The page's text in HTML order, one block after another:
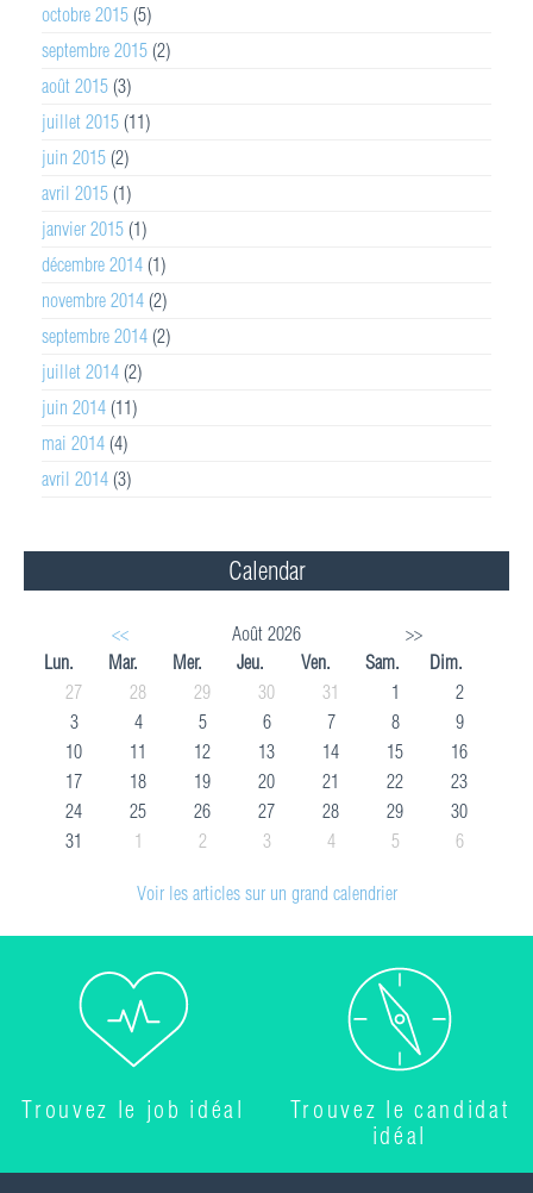
octobre 2015 (5)
septembre 2015 (2)
août 2015 (3)
juillet 2015 (11)
juin 2015 (2)
avril 2015 (1)
janvier 2015 (1)
décembre 2014 (1)
novembre 2014 (2)
septembre 2014 (2)
juillet 2014 (2)
juin 2014 (11)
mai 2014 (4)
avril 2014 (3)
Calendar
<< Août 2026
>>
Lun.
Mar. Mer. Jeu. Ven. Sam.
Dim.
27
28 29 30 31 1
2
3
4 5 6 7 8
9
10
11 12 13 14 15
16
17
18 19 20 21 22
23
24
25 26 27 28 29
30
31
1 2 3 4 5 6
Voir les articles sur un grand calendrier
Trouvez le job idéal
Trouvez le candidat
idéal